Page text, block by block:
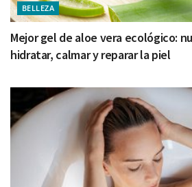
BELLEZA
Mejor gel de aloe vera ecológico:
hidratar, calmar y reparar la piel